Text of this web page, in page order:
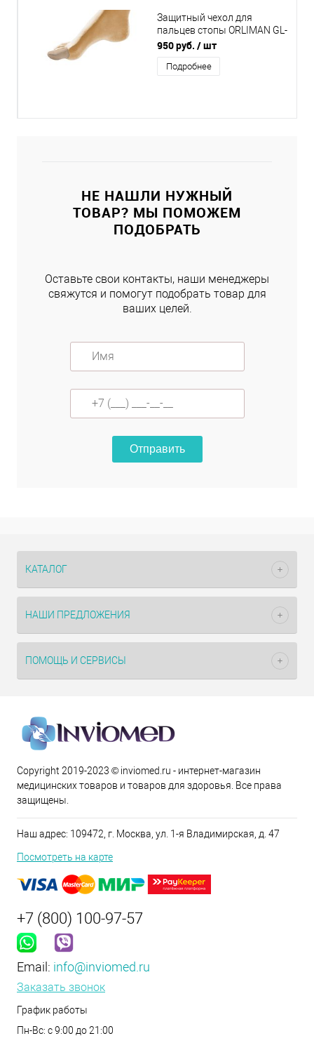
Защитный чехол для
пальцев стопы ORLIMAN GL-
105 с покрытием
950 руб. / шт
Подробнее
НЕ НАШЛИ НУЖНЫЙ
ТОВАР? МЫ ПОМОЖЕМ
ПОДОБРАТЬ
Оставьте свои контакты, наши менеджеры
свяжутся и помогут подобрать товар для
ваших целей.
Отправить
КАТАЛОГ
НАШИ ПРЕДЛОЖЕНИЯ
ПОМОЩЬ И СЕРВИСЫ
Copyright 2019-2023 © inviomed.ru - интернет-магазин
медицинских товаров и товаров для здоровья. Все права
защищены.
Наш адрес: 109472, г. Москва, ул. 1-я Владимирская, д. 47
Посмотреть на карте
+7 (800) 100-97-57
Email: info@inviomed.ru
Заказать звонок
График работы
Пн-Вс: с 9:00 до 21:00